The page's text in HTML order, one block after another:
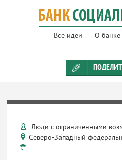
Все идеи О банке
Люди с ограниченными
Северо-Западный